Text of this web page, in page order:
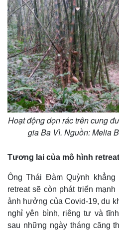
Hoạt động dọn rác trên cung
gia Ba Vì. Nguồn: Melia
Tương lai của mô hình
Ông Thái Đàm Quỳnh
retreat sẽ còn phát triển
ảnh hưởng của Covid-19, du
nghỉ yên bình, riêng tư và
sau những ngày tháng căng